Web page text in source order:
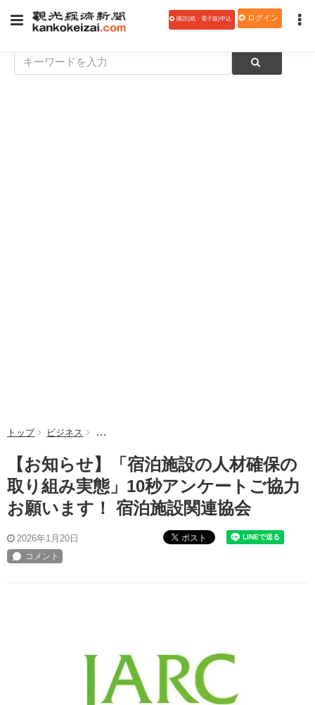
購読(紙・電子版)申込 ログイン
トップ ビジネス 【お知らせ】「宿泊施設の人材確保の取り組み実態
【お知らせ】「宿泊施設の人材確保の
取り組み実態」10秒アンケートご協力
お願います！ 宿泊施設関連協会
2026年1月20日 ポスト